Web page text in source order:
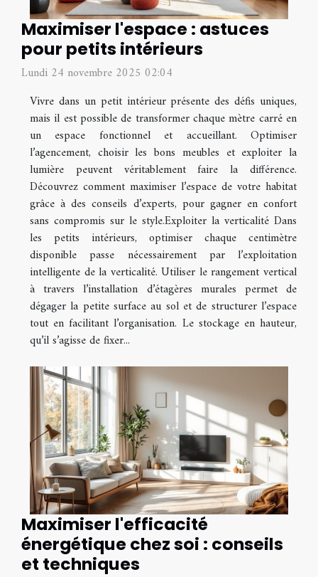
Maximiser l'espace : astuces
pour petits intérieurs
Lundi 24 novembre 2025 02:04
Vivre dans un petit intérieur présente des défis uniques,
mais il est possible de transformer chaque mètre carré en
un espace fonctionnel et accueillant. Optimiser
l’agencement, choisir les bons meubles et exploiter la
lumière peuvent véritablement faire la différence.
Découvrez comment maximiser l’espace de votre habitat
grâce à des conseils d’experts, pour gagner en confort
sans compromis sur le style.Exploiter la verticalité Dans
les petits intérieurs, optimiser chaque centimètre
disponible passe nécessairement par l’exploitation
intelligente de la verticalité. Utiliser le rangement vertical
à travers l’installation d’étagères murales permet de
dégager la petite surface au sol et de structurer l’espace
tout en facilitant l’organisation. Le stockage en hauteur,
qu’il s’agisse de fixer...
Maximiser l'efficacité
énergétique chez soi : conseils
et techniques